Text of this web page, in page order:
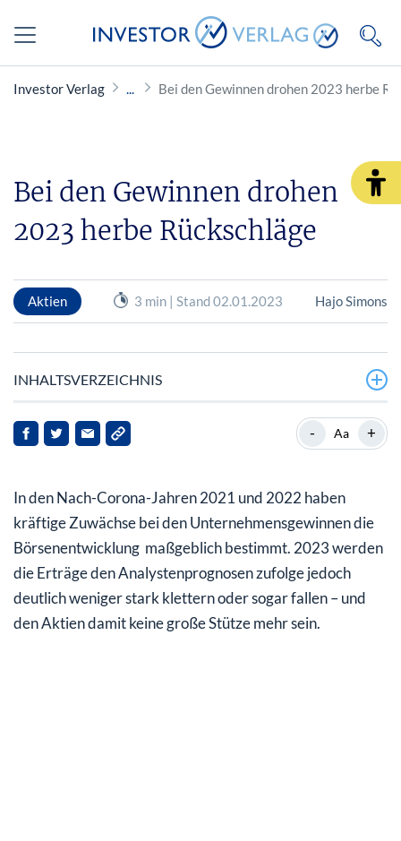
Investor Verlag Bei den Gewinnen drohen 2023 herbe
Bei den Gewinnen drohen
2023 herbe Rückschläge
Aktien 3 min | Stand 02.01.2023 Hajo Simons
INHALTSVERZEICHNIS
Ertragserholung nach der Corona-Rezession geht zu
Ende
amerikanische
Investmentbanken rechnen mit deutlichen
Gewinneinbußen
Analysten fürs vierte Quartal 2022 schon skeptisch
- Aa +
In den Nach-Corona-Jahren 2021 und 2022 haben
kräftige Zuwächse bei den Unternehmensgewinnen die
Börsenentwicklung maßgeblich bestimmt. 2023 werden
die Erträge den Analystenprognosen zufolge jedoch
deutlich weniger stark klettern oder sogar fallen – und
den Aktien damit keine große Stütze mehr sein.